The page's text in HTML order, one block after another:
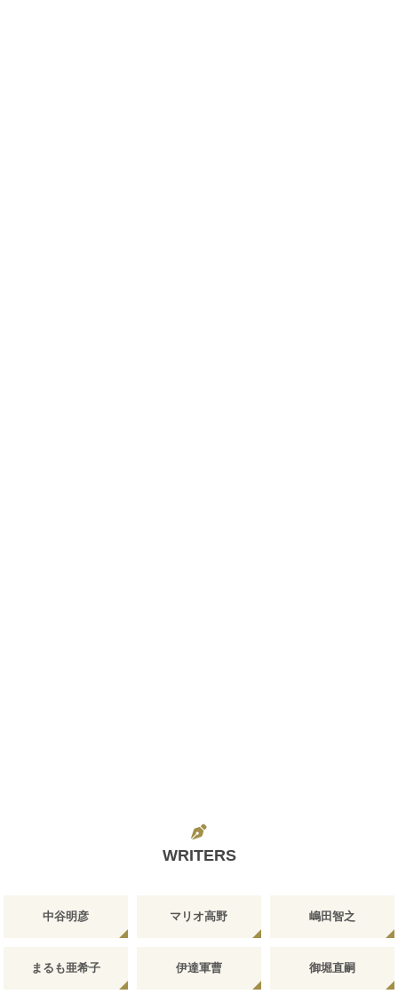
WRITERS
中谷明彦 マリオ高野 嶋田智之
まるも亜希子 伊達軍曹 御堀直嗣